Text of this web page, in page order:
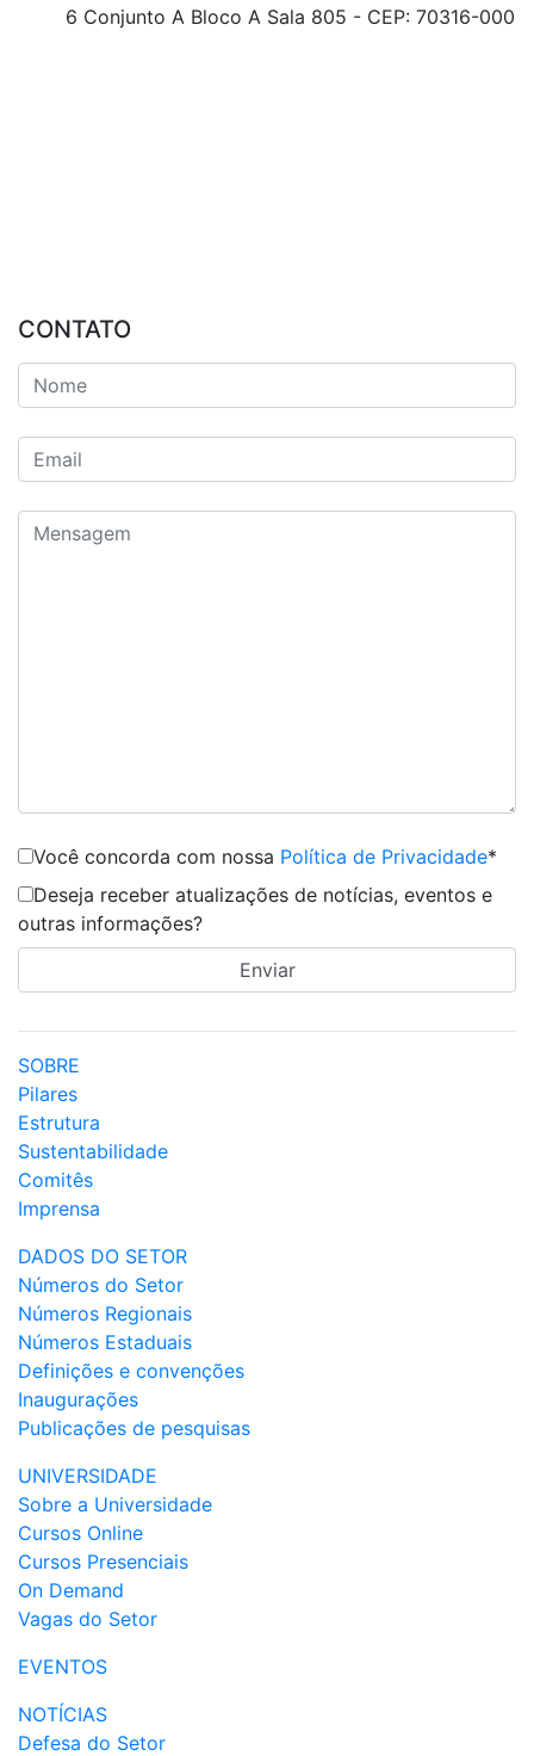
6 Conjunto A Bloco A Sala 805 - CEP: 70316-000
CONTATO
Você concorda com nossa Política de Privacidade*
Deseja receber atualizações de notícias, eventos e
outras informações?
SOBRE
Pilares
Estrutura
Sustentabilidade
Comitês
Imprensa
DADOS DO SETOR
Números do Setor
Números Regionais
Números Estaduais
Definições e convenções
Inaugurações
Publicações de pesquisas
UNIVERSIDADE
Sobre a Universidade
Cursos Online
Cursos Presenciais
On Demand
Vagas do Setor
EVENTOS
NOTÍCIAS
Defesa do Setor